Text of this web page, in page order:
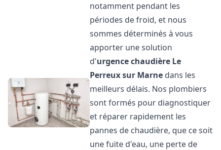
notamment pendant les
périodes de froid, et nous
sommes déterminés à vous
apporter une solution
d'urgence chaudière Le
Perreux sur Marne dans les
meilleurs délais. Nos plombiers
sont formés pour diagnostiquer
et réparer rapidement les
pannes de chaudière, que ce soit
une fuite d'eau, une perte de